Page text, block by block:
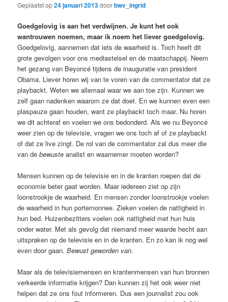
Geplaatst op24 januari 2013doorbwv_ingrid
Goedgelovig is aan het verdwijnen. Je kunt het ook
wantrouwen noemen, maar ik noem het liever goedgelovig.
Goedgelovig, aannemen dat iets de waarheid is. Toch heeft dit
grote gevolgen voor ons mediastelsel en de maatschappij. Neem
het gezang van Beyoncé tijdens de inauguratie van president
Obama. Liever horen wij van te voren van de commentator dat ze
playbackt. Weten we allemaal waar we aan toe zijn. Kunnen we
zelf gaan nadenken waarom ze dat doet. En we kunnen even een
plaspauze gaan houden, want ze playbackt toch maar. Nu horen
we dit achteraf en voelen we ons bedonderd. Als we nu Beyoncé
weer zien op de televisie, vragen we ons toch af of ze playbackt
of dat ze live zingt. De rol van de commentator zal dus meer die
van debewuste analist en waarnemer moeten worden?
Mensen kunnen op de televisie en in de kranten roepen dat de
economie beter gaat worden. Maar iedereen ziet op zijn
loonstrookje de waarheid. En mensen zonder loonstrookje voelen
de waarheid in hun portemonnee. Zieken voelen de nattigheid in
hun bed. Huizenbezitters voelen ook nattigheid met hun huis
onder water. Met als gevolg dat niemand meer waarde hecht aan
uitspraken op de televisie en in de kranten. En zo kan ik nog wel
even door gaan.Bewust geworden van.
Maar als de televisiemensen en krantenmensen van hun bronnen
verkeerde informatie krijgen? Dan kunnen zij het ook weer niet
helpen dat ze ons fout informeren. Dus een journalist zou ook